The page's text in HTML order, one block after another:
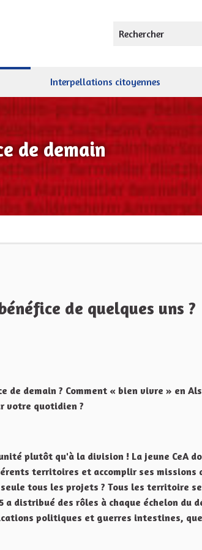
Rechercher
Interpellations citoyennes
de demain
de quelques uns ?
de demain ? Comment « bien vivre » en
votre quotidien ?
plutôt qu'à la division ! La jeune CeA
territoires et accomplir ses missions
tous les projets ? Tous les territoire
distribué des rôles à chaque échelon du
politiques et guerres intestines,